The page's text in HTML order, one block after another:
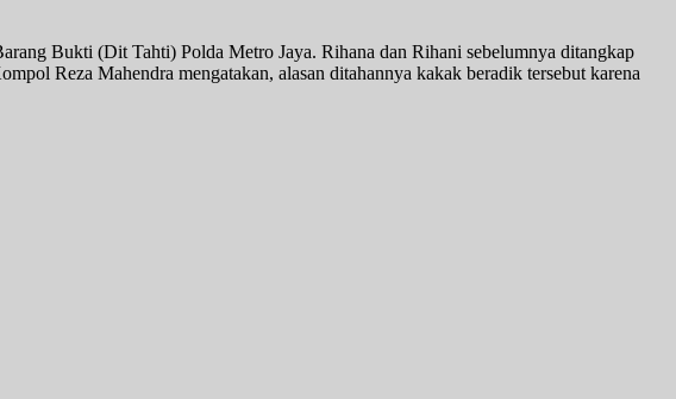
Bukti (Dit Tahti) Polda Metro Jaya. Rihana dan Rihani sebelumnya ditangkap
Reza Mahendra mengatakan, alasan ditahannya kakak beradik tersebut karena